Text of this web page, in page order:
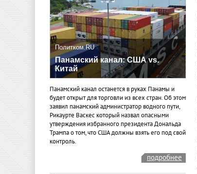
Политком.RU
Панамский канал: США vs.
Китай
Панамский канал останется в руках Панамы и
будет открыт для торговли из всех стран. Об этом
заявил панамский администратор водного пути,
Рикаурте Васкес который назвал опасными
утверждения избранного президента Дональда
Трампа о том, что США должны взять его под свой
контроль.
подробнее